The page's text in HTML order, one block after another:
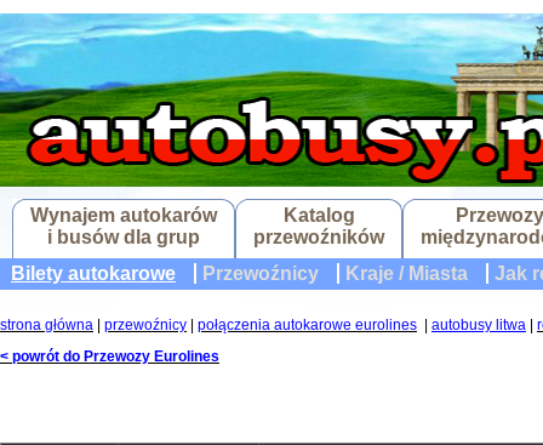
Wynajem autokarów
i busów dla grup
Katalog
przewoźników
Przewozy
Bilety autokarowe
Przewoźnicy Kraje / Miasta Jak
strona główna przewoźnicy połączenia autokarowe eurolines autobusy litwa
< powrót do Przewozy Eurolines